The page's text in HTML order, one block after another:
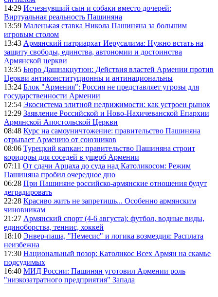
14:29 Исчезнувший сын и собаки вместо дочерей:
Виртуальная реальность Пашиняна
13:59 Маленькая ставка Никола Пашиняна за большим
игровым столом
13:43 Армянский патриархат Иерусалима: Нужно встать на
защиту свободы, единства, автономии и достоинства
Армянской церкви
13:35 Бюро Дашнакцутюн: Действия властей Армении против
Церкви антиконституционны и антинациональны
13:24 Блок "Армения": Россия не представляет угрозы для
государственности Армении
12:54 Экосистема элитной недвижимости: как устроен рынок
12:29 Заявление Российской и Ново-Нахичеванской Епархии
Армянской Апостольской Церкви
08:48 Курс на самоуничтожение: правительство Пашиняна
отрывает Армению от союзников
08:06 Турецкий капкан: правительство Пашиняна строит
коридоры для соседей в ущерб Армении
07:11 От сдачи Арцаха до суда над Католикосом: Режим
Пашиняна пробил очередное дно
06:28 При Пашиняне российско-армянские отношения будут
деградировать
22:28 Красиво жить не запретишь... Особенно армянским
чиновникам
21:27 Армянский спорт (4-6 августа): футбол, водные виды,
единоборства, теннис, хоккей
18:10 Энвер-паша, "Немесис" и логика возмездия: Расплата
неизбежна
17:30 Национальный позор: Католикос Всех Армян на скамье
подсудимых
16:40 МИД России: Пашинян уготовил Армении роль
"низкозатратного предприятия" Запада